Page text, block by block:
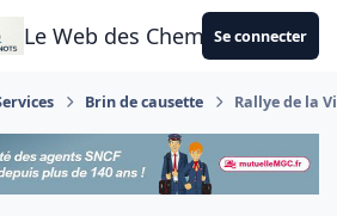
Le Web des CheminotsSe connecter
Brin de causette Rallye de la